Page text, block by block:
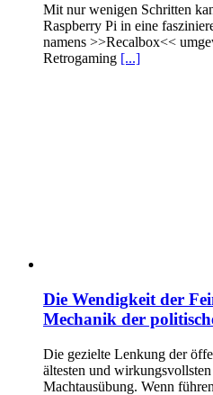
Mit nur wenigen Schritten
Raspberry Pi in eine
namens >>Recalbox<<
Retrogaming [...]
Die Wendigkeit der
Mechanik der
Die gezielte Lenkung der
ältesten und
Machtausübung. Wenn